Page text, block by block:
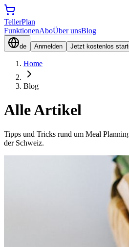
TellerPlan
FunktionenAboÜber unsBlog
de Anmelden Jetzt kostenlos
Home
Blog
Alle Artikel
Tipps und Tricks rund um Meal
der Schweiz.